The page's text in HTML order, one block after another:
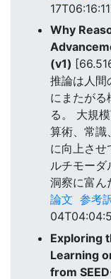
Why
(v1)
推論は人間
にまたがる
る。 大規
算術、常識
に向上させ
ルチモーダ
洞察に富ん
論文 参考
Exploring
Learning
from